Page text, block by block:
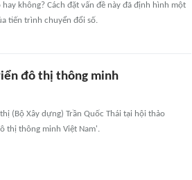
không? Cách đặt vấn đề này đã định hình một
tiến trình chuyển đổi số.
đô thị thông minh
(Bộ Xây dựng) Trần Quốc Thái tại hội thảo
thị thông minh Việt Nam'.